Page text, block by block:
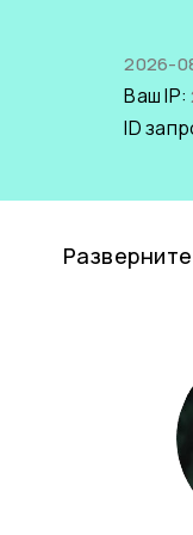
2026-
Ваш IP:
ID